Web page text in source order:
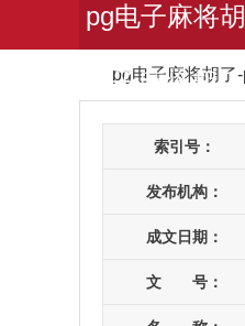
pg电子麻将
子麻将胡
pg电子麻将胡了
索引号：
发布机构：
成文日期：
文 号：